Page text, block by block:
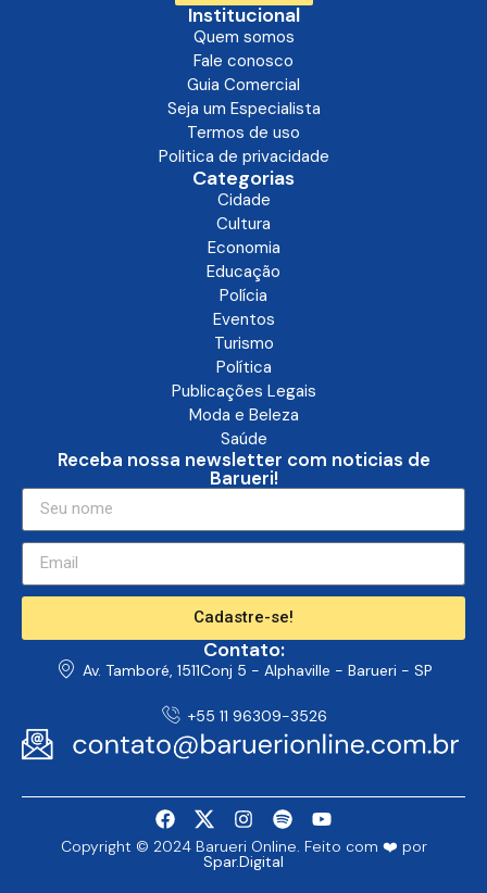
Institucional
Quem somos
Fale conosco
Guia Comercial
Seja um Especialista
Termos de uso
Politica de privacidade
Categorias
Cidade
Cultura
Economia
Educação
Polícia
Eventos
Turismo
Política
Publicações Legais
Moda e Beleza
Saúde
Receba nossa newsletter com noticias de
Barueri!
Cadastre-se!
Contato:
Av. Tamboré, 1511Conj 5 - Alphaville - Barueri - SP
+55 11 96309-3526
Copyright © 2024 Barueri Online. Feito com ❤️ por
Spar.Digital